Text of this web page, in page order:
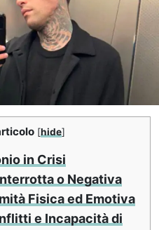
[hide]
in Crisi
o Negativa
Fisica ed Emotiva
e Incapacità di